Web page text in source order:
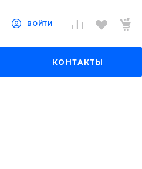
ВОЙТИ
КОНТАКТЫ